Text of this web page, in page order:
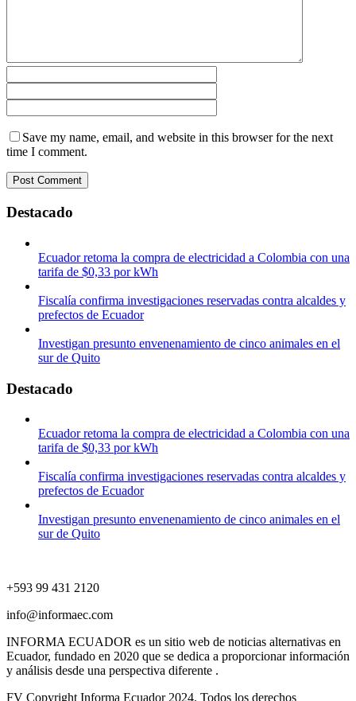
Save my name, email, and website in this browser for the next
time I comment.
Destacado
Ecuador retoma la compra de electricidad a Colombia con una
tarifa de $0,33 por kWh
Fiscalía confirma investigaciones reservadas contra alcaldes y
prefectos de Ecuador
Investigan presunto envenenamiento de cinco animales en el
sur de Quito
Destacado
Ecuador retoma la compra de electricidad a Colombia con una
tarifa de $0,33 por kWh
Fiscalía confirma investigaciones reservadas contra alcaldes y
prefectos de Ecuador
Investigan presunto envenenamiento de cinco animales en el
sur de Quito
+593 99 431 2120
info@informaec.com
INFORMA ECUADOR es un sitio web de noticias alternativas en
Ecuador, fundado en 2020 que se dedica a proporcionar información
y análisis desde una perspectiva diferente .
FV Copyright Informa Ecuador 2024. Todos los derechos